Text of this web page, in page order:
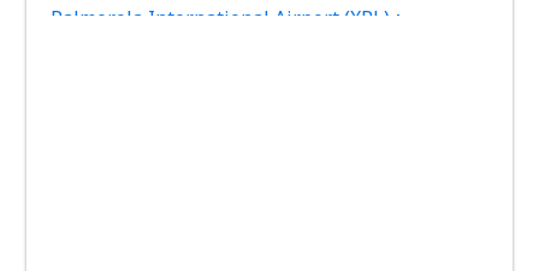
Palmerola International Airport (XPL)